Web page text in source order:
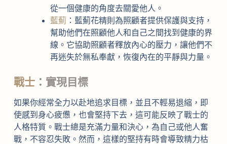
從一個健康的角度去關愛他人。
藍薊 ：藍薊花精則為照顧者提供保護與支持，
幫助他們在照顧他人和自己之間找到健康的界
線。它協助照顧者釋放內心的壓力，讓他們不
再迷失於無私奉獻，恢復內在的平靜與力量。
戰士：實現目標
如果你經常全力以赴地追求目標，並且不輕易退縮，即
使感到身心疲憊，也會堅持下去，這可能反映了戰士的
人格特質。戰士總是充滿力量和決心，為自己或他人奮
戰，不容忍失敗。然而，這樣的堅持有時會導致精力枯